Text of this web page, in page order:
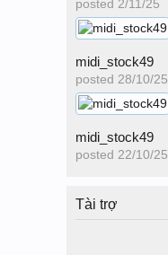
posted 2/11/25
midi_stock49
posted 28/10/25
midi_stock49
posted 22/10/25
Tài trợ